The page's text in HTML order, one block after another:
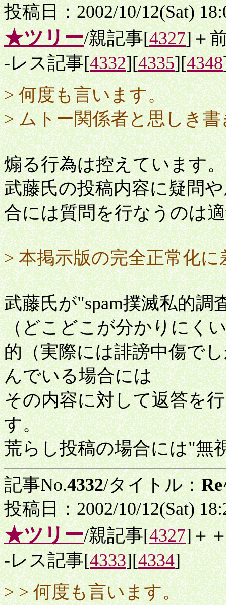
投稿日：2002/10/12(Sat)
★ツリー/親記事[4327]＋
-レス記事[4332][4335][4348
> 何度も言います。
> ムトー関係者と思しき
煽る行為は控えています。
武藤氏の投稿内容に疑問
合には質問を行なうのは
> 本掲示版の完全正常化
武藤氏が"spam撲滅私的
（どこどこが分かりにく
的（実際には誹謗中傷で
んでいる場合には
その内容に対して返答を
す。
荒らし投稿の場合には"無
記事No.4332/タイトル：
投稿日：2002/10/12(Sat)
★ツリー/親記事[4327]＋
-レス記事[4333][4334]
> > 何度も言います。